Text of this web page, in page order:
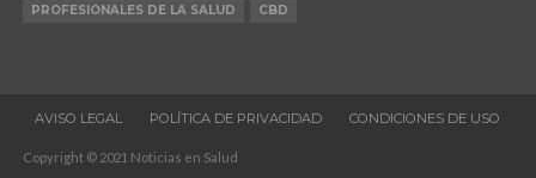
PROFESIONALES DE LA SALUD
CBD
AVISO LEGAL POLÍTICA DE PRIVACIDAD CONDICIONES DE USO
Copyright © 2021 Noticias en Salud